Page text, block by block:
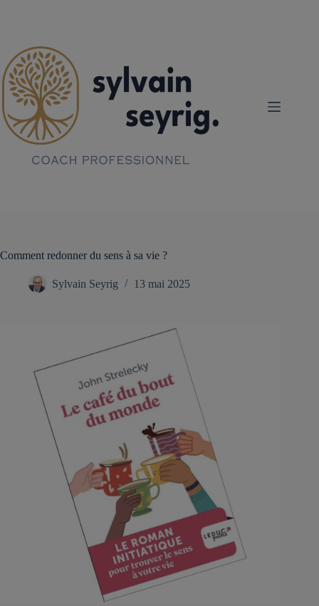
Comment redonner du sens à sa vie ?
Sylvain Seyrig 13 mai 2025